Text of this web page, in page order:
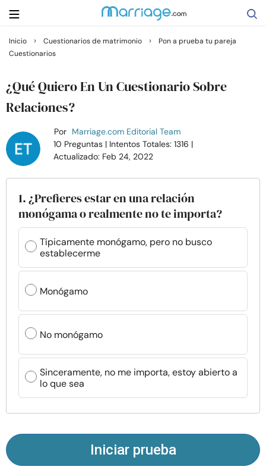
Buscar
Casarse
Relaciones
Familia
Ayuda
Cursos
Recursos
Comunidad
Encuentra un terapeuta
Idioma ES
nosotros
© Copyright 2026. Todos los derechos reservados.
Inicio › Cuestionarios de matrimonio ›
Pon a prueba tu pareja
Cuestionarios
¿Qué Quiero En Un Cuestionario Sobre
Relaciones?
Por Marriage.com Editorial Team
10 Preguntas | Intentos Totales: 1316 |
Actualizado: Feb 24, 2022
1. ¿Prefieres estar en una relación
monógama o realmente no te importa?
Típicamente monógamo, pero no busco
establecerme
Monógamo
No monógamo
Sinceramente, no me importa, estoy abierto a
lo que sea
Iniciar prueba